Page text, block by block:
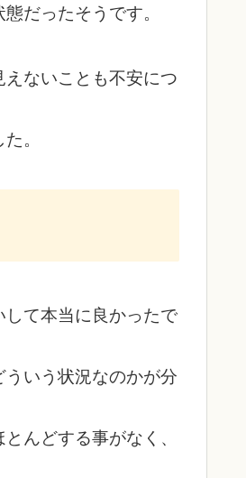
だったそうです。
ないことも不安につ
。
て本当に良かったで
いう状況なのかが分
んどする事がなく、